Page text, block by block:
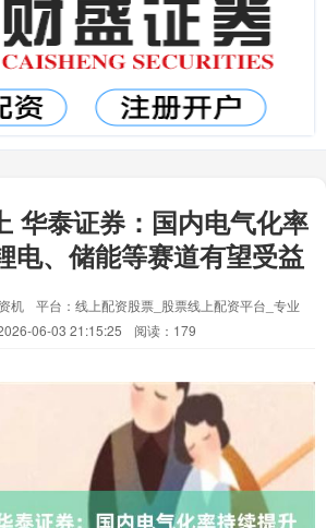
华泰证券：国内电气化率
电、储能等赛道有望受益
机
平台：线上配资股票_股票线上配资平台_专业
06-03 21:15:25 阅读：179